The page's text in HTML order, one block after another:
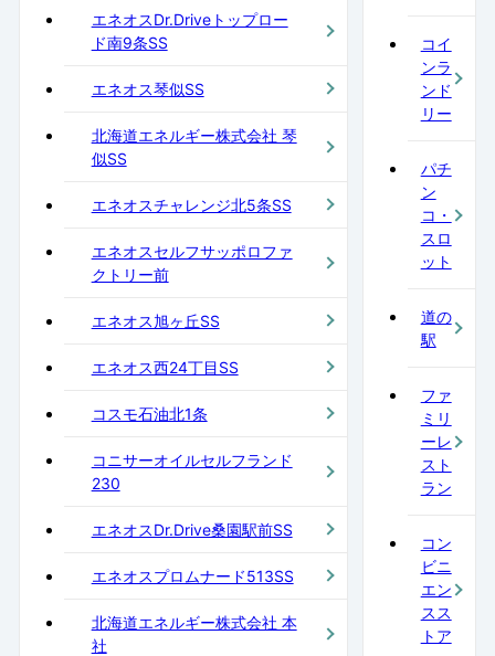
エネオスDr.Driveトップロー
ド南9条SS
エネオス琴似SS
北海道エネルギー株式会社 琴
似SS
エネオスチャレンジ北5条SS
エネオスセルフサッポロファ
クトリー前
エネオス旭ヶ丘SS
エネオス西24丁目SS
コスモ石油北1条
コニサーオイルセルフランド
230
エネオスDr.Drive桑園駅前SS
エネオスプロムナード513SS
北海道エネルギー株式会社 本
社
コイ
ンラ
ンド
リー
パチ
ン
コ・
スロ
ット
道の
駅
ファ
ミリ
ーレ
スト
ラン
コン
ビニ
エン
スス
トア